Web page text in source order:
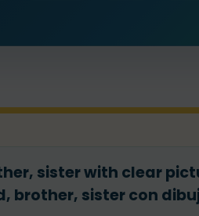
sister with clear
sister con